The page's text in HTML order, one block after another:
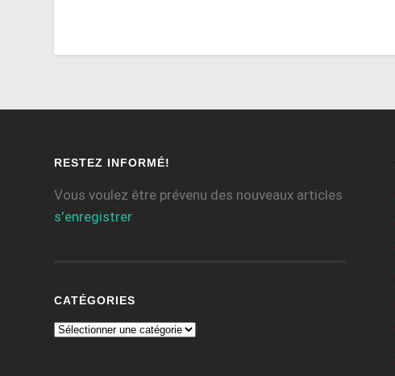
RESTEZ INFORMÉ!
Vous voulez être prévenu des nouveaux articles
s'enregistrer
CATÉGORIES